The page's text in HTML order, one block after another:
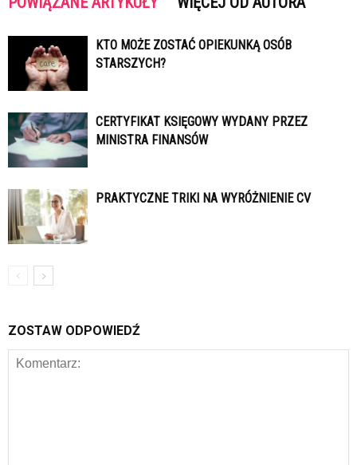
KTO MOŻE ZOSTAĆ OPIEKUNKĄ OSÓB
STARSZYCH?
CERTYFIKAT KSIĘGOWY WYDANY PRZEZ
MINISTRA FINANSÓW
PRAKTYCZNE TRIKI NA WYRÓŻNIENIE CV
ZOSTAW ODPOWIEDŹ